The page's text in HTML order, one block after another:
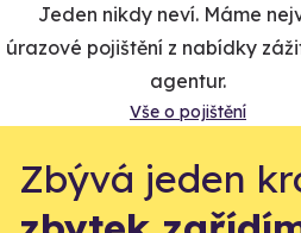
Jeden nikdy neví. Máme
úrazové pojištění z nabídky
agentur.
Vše o pojištění
Zbývá jeden